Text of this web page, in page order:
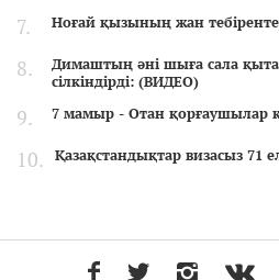
Ноғай қызының жан
Димаштың әні шыға сала
сілкіндірді: (ВИДЕО)
7 мамыр - Отан қорғаушылар
Қазақстандықтар визасыз 71